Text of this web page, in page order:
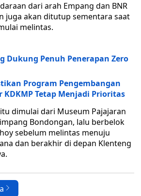
dari arah Empang dan BNR
juga akan ditutup sementara saat
melintas.
Dukung Penuh Penerapan Zero
Program Pengembangan
KDKMP Tetap Menjadi Prioritas
dimulai dari Museum Pajajaran
Bondongan, lalu berbelok
sebelum melintas menuju
dan berakhir di depan Klenteng